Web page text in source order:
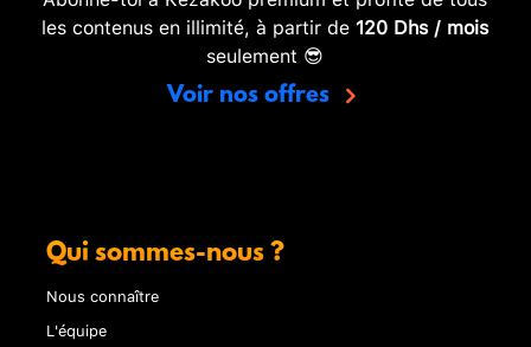
les contenus en illimité, à partir de 120 Dhs / mois
seulement 😎
Voir nos offres
Qui sommes-nous ?
Nous connaître
L'équipe